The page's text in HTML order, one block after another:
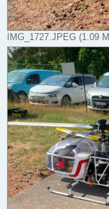
IMG_1727.JPEG (1.09